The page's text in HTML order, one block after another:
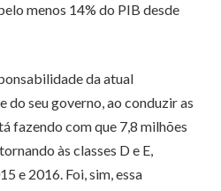
menos 14% do PIB desde
da atual
do seu governo, ao conduzir as
fazendo com que 7,8 milhões
às classes D e E,
e 2016. Foi, sim, essa